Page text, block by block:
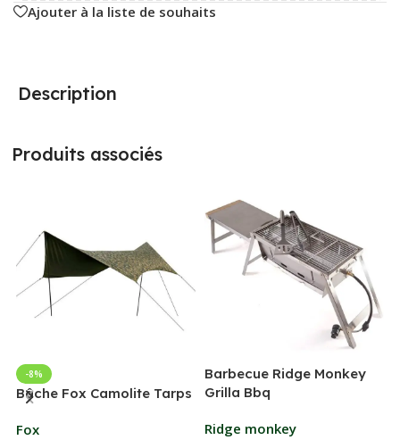
Ajouter à la liste de souhaits
Description
Produits associés
-8%
Bâche Fox Camolite Tarps
Fox
Barbecue Ridge Monkey
Grilla Bbq
Ridge monkey